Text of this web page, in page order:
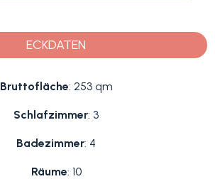
ECKDATEN
Bruttofläche: 253 qm
Schlafzimmer: 3
Badezimmer: 4
Räume: 10